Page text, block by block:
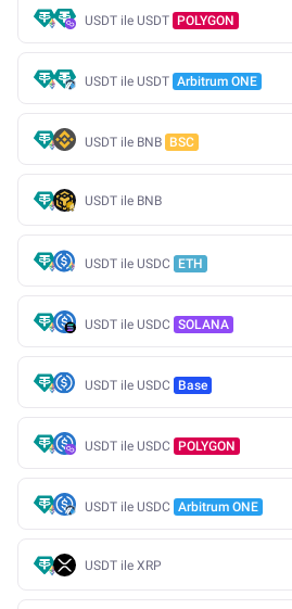
USDT ile USDT POLYGON
USDT ile USDT Arbitrum ONE
USDT ile BNB BSC
USDT ile BNB
USDT ile USDC ETH
USDT ile USDC SOLANA
USDT ile USDC Base
USDT ile USDC POLYGON
USDT ile USDC Arbitrum ONE
USDT ile XRP